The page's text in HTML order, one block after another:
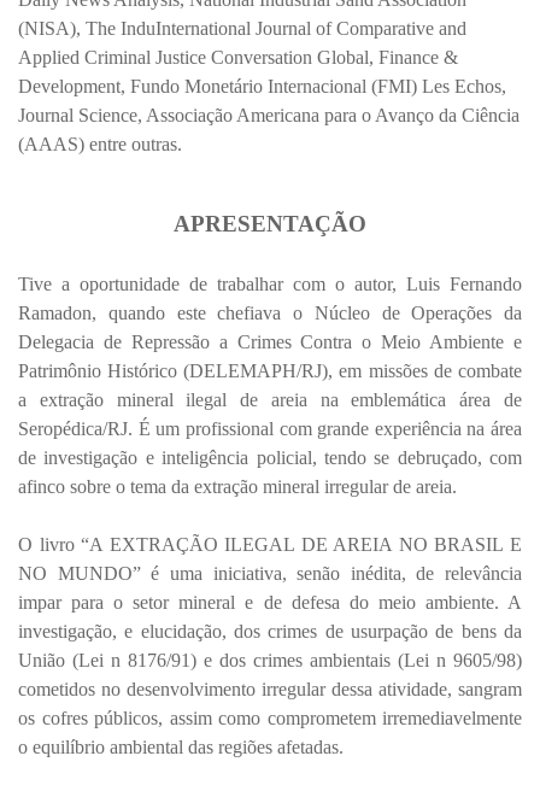
(NISA), The InduInternational Journal of Comparative and
Applied Criminal Justice Conversation Global, Finance &
Development, Fundo Monetário Internacional (FMI) Les Echos,
Journal Science, Associação Americana para o Avanço da Ciência
(AAAS) entre outras.
APRESENTAÇÃO
Tive a oportunidade de trabalhar com o autor, Luis Fernando
Ramadon, quando este chefiava o Núcleo de Operações da
Delegacia de Repressão a Crimes Contra o Meio Ambiente e
Patrimônio Histórico (DELEMAPH/RJ), em missões de combate
a extração mineral ilegal de areia na emblemática área de
Seropédica/RJ. É um profissional com grande experiência na área
de investigação e inteligência policial, tendo se debruçado, com
afinco sobre o tema da extração mineral irregular de areia.
O livro “A EXTRAÇÃO ILEGAL DE AREIA NO BRASIL E
NO MUNDO” é uma iniciativa, senão inédita, de relevância
impar para o setor mineral e de defesa do meio ambiente. A
investigação, e elucidação, dos crimes de usurpação de bens da
União (Lei n 8176/91) e dos crimes ambientais (Lei n 9605/98)
cometidos no desenvolvimento irregular dessa atividade, sangram
os cofres públicos, assim como comprometem irremediavelmente
o equilíbrio ambiental das regiões afetadas.